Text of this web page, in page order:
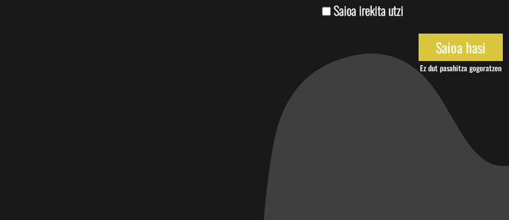
Saioa irekita utzi
Ez dut pasahitza gogoratzen